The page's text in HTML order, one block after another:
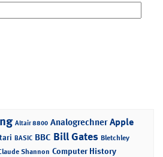
Altair 8800 Analogrechner Apple
BASIC BBC Bill Gates Bletchley
Shannon Computer History